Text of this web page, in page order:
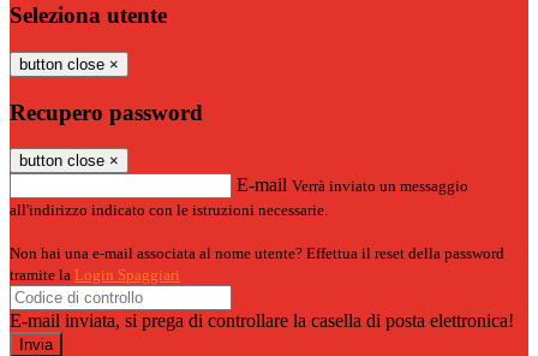
Seleziona utente
button close ×
Recupero password
button close ×
E-mail Verrà inviato un messaggio
all'indirizzo indicato con le istruzioni necessarie.
Non hai una e-mail associata al nome utente? Effettua il reset della password
tramite la Login Spaggiari
E-mail inviata, si prega di controllare la casella di posta elettronica!